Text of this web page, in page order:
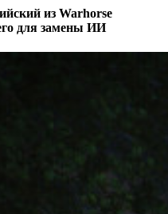
из Warhorse
для замены ИИ